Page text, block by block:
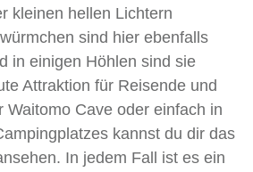
kleinen hellen Lichtern
sind hier ebenfalls
in einigen Höhlen sind sie
Attraktion für Reisende und
Waitomo Cave oder einfach in
kannst du dir das
In jedem Fall ist es ein